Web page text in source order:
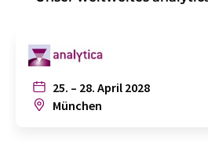
25. – 28. April 2028
München